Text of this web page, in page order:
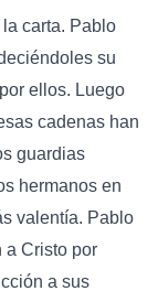
carta. Pablo
su
ellos. Luego
cadenas han
guardias
hermanos en
valentía. Pablo
a Cristo por
a sus